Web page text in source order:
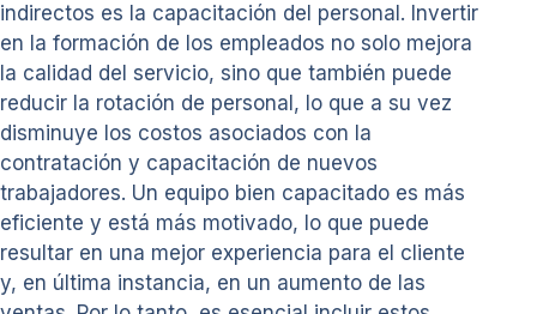
indirectos es la capacitación del personal. Invertir
en la formación de los empleados no solo mejora
la calidad del servicio, sino que también puede
reducir la rotación de personal, lo que a su vez
disminuye los costos asociados con la
contratación y capacitación de nuevos
trabajadores. Un equipo bien capacitado es más
eficiente y está más motivado, lo que puede
resultar en una mejor experiencia para el cliente
y, en última instancia, en un aumento de las